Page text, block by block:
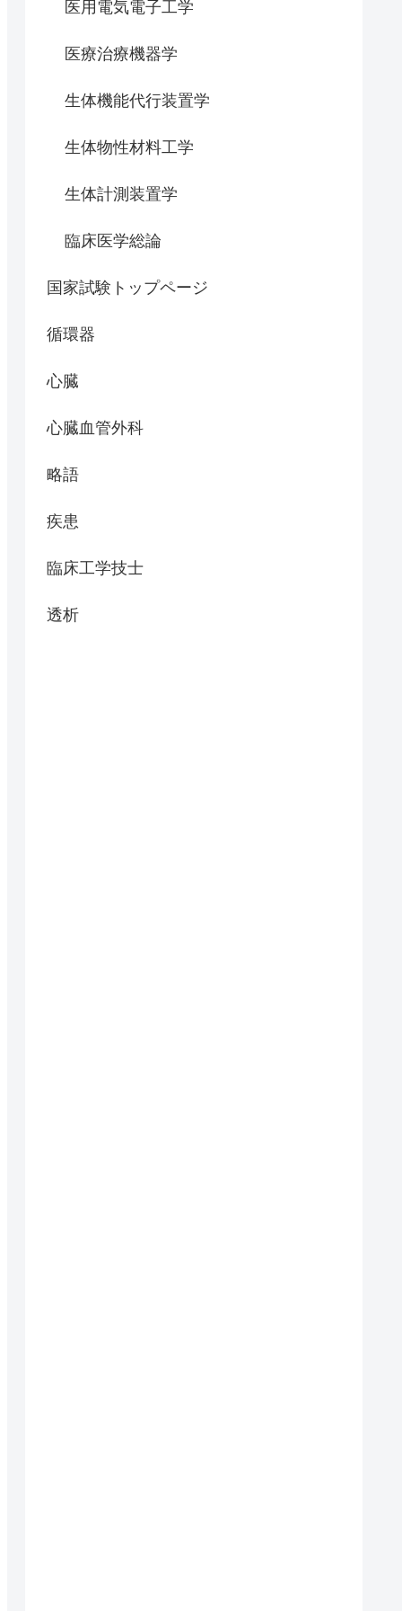
医用電気電子工学
医療治療機器学
生体機能代行装置学
生体物性材料工学
生体計測装置学
臨床医学総論
国家試験トップページ
循環器
心臓
心臓血管外科
略語
疾患
臨床工学技士
透析